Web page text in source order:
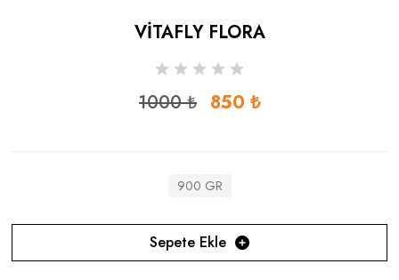
VİTAFLY FLORA
1000 ₺ 850 ₺
900 GR
Sepete Ekle